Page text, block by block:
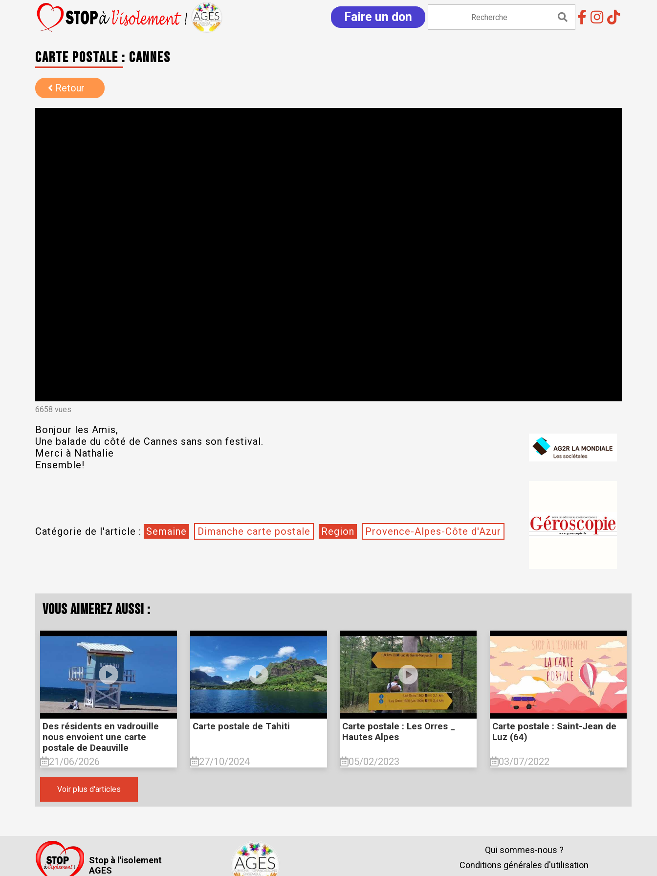
Faire un don
Carte postale : Cannes
Retour
6658 vues
Bonjour les Amis,
Une balade du côté de Cannes sans son festival.
Merci à Nathalie
Ensemble!
Catégorie de l'article : Semaine Dimanche carte postale Region Provence-Alpes-Côte d'Azur
Vous aimerez aussi :
Des résidents en vadrouille
nous envoient une carte
postale de Deauville
21/06/2026
Carte postale de Tahiti
27/10/2024
Carte postale : Les Orres _
Hautes Alpes
05/02/2023
Carte postale : Saint-Jean de
Luz (64)
03/07/2022
Voir plus d'articles
Stop à l'isolement
AGES
Qui sommes-nous ?
Conditions générales d'utilisation